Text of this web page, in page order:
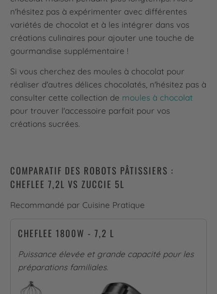
n'hésitez pas à expérimenter avec différentes
variétés de chocolat et à les intégrer dans vos
créations culinaires pour ajouter une touche de
gourmandise supplémentaire !
Si vous cherchez des moules à chocolat pour
réaliser d'autres délices chocolatés, n'hésitez pas à
consulter cette collection de moules à chocolat
pour trouver l'accessoire parfait pour vos
créations sucrées.
COMPARATIF DES ROBOTS PÂTISSIERS :
CHEFLEE 7,2L VS ZUCCIE 5L
Recommandé par Cuisine Pratique
CHEFLEE 1800W - 7,2 L
Puissance élevée et grande capacité pour les
préparations familiales.